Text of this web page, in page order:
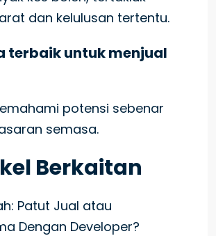
dan kelulusan tertentu.
terbaik untuk menjual
potensi sebenar
semasa.
Berkaitan
Patut Jual atau
Dengan Developer?